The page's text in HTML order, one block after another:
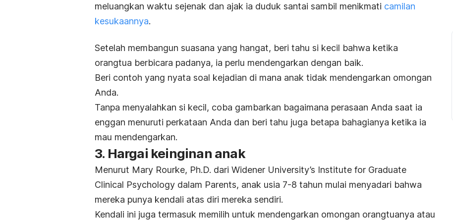
meluangkan waktu sejenak dan ajak ia duduk santai sambil menikmati camilan
kesukaannya.
Setelah membangun suasana yang hangat, beri tahu si kecil bahwa ketika
orangtua berbicara padanya, ia perlu mendengarkan dengan baik.
Beri contoh yang nyata soal kejadian di mana anak tidak mendengarkan omongan
Anda.
Tanpa menyalahkan si kecil, coba gambarkan bagaimana perasaan Anda saat ia
enggan menuruti perkataan Anda dan beri tahu juga betapa bahagianya ketika ia
mau mendengarkan.
3. Hargai keinginan anak
Menurut Mary Rourke, Ph.D. dari Widener University’s Institute for Graduate
Clinical Psychology dalam Parents, anak usia 7-8 tahun mulai menyadari bahwa
mereka punya kendali atas diri mereka sendiri.
Kendali ini juga termasuk memilih untuk mendengarkan omongan orangtuanya atau